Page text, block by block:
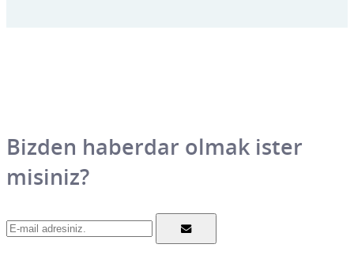
Bizden haberdar olmak ister
misiniz?